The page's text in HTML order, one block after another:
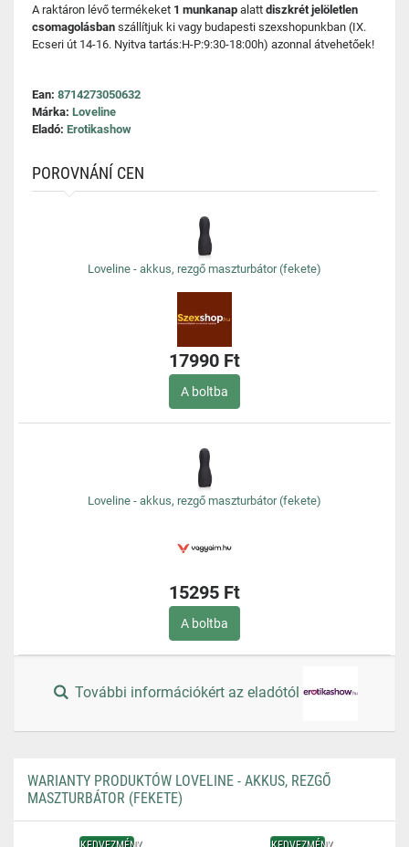
A raktáron lévő termékeket 1 munkanap alatt diszkrét jelöletlen
csomagolásban szállítjuk ki vagy budapesti szexshopunkban (IX.
Ecseri út 14-16. Nyitva tartás:H-P:9:30-18:00h) azonnal átvehetőek!
Ean: 8714273050632
Márka: Loveline
Eladó: Erotikashow
POROVNÁNÍ CEN
Loveline - akkus, rezgő maszturbátor (fekete)
17990 Ft
A boltba
Loveline - akkus, rezgő maszturbátor (fekete)
15295 Ft
A boltba
További információkért az eladótól
WARIANTY PRODUKTÓW LOVELINE - AKKUS, REZGŐ
MASZTURBÁTOR (FEKETE)